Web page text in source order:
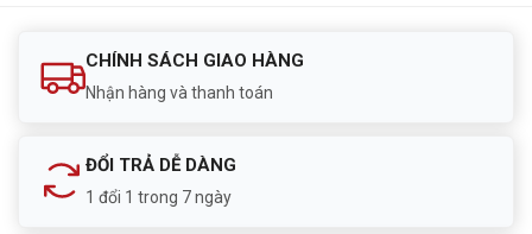
CHÍNH SÁCH GIAO HÀNG
Nhận hàng và thanh toán
ĐỔI TRẢ DỄ DÀNG
1 đổi 1 trong 7 ngày